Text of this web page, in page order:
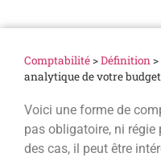
Comptabilité>Définition>
analytique de votre
Voici une forme de
pas obligatoire, ni régie
des cas, il peut être